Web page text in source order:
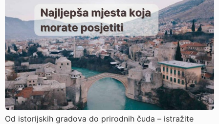
Od istorijskih gradova do prirodnih čuda – istražite